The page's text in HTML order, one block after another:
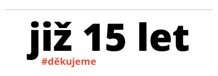
již 15 let
#děkujeme